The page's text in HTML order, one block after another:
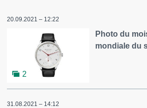
20.09.2021 – 12:22
2
Photo du
mondiale du
31.08.2021 – 14:12